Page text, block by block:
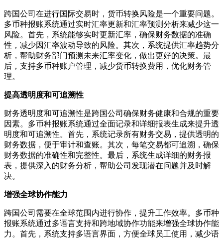
跨国公司在进行国际交易时，货币转换风险是一个重要问题。
多币种报账系统通过实时汇率更新和汇率预测分析来减少这一
风险。首先，系统能够实时更新汇率，确保财务数据的准确
性，减少因汇率波动导致的风险。其次，系统提供汇率趋势分
析，帮助财务部门预测未来汇率变化，做出更好的决策。最
后，支持多币种账户管理，减少货币转换费用，优化财务管
理。
提高透明度和可追溯性
财务透明度和可追溯性是跨国公司确保财务健康和合规的重要
因素。多币种报账系统通过全面记录和详细报表生成来提升透
明度和可追溯性。首先，系统记录所有财务交易，提供透明的
财务数据，便于审计和查账。其次，每笔交易都可追溯，确保
财务数据的准确性和完整性。最后，系统生成详细的财务报
表，提供深入的财务分析，帮助公司发现潜在问题并及时解
决。
增强全球协作能力
跨国公司需要在全球范围内进行协作，提升工作效率。多币种
报账系统通过多语言支持和跨地域协作功能来增强全球协作能
力。首先，系统支持多语言界面，方便全球员工使用，减少语